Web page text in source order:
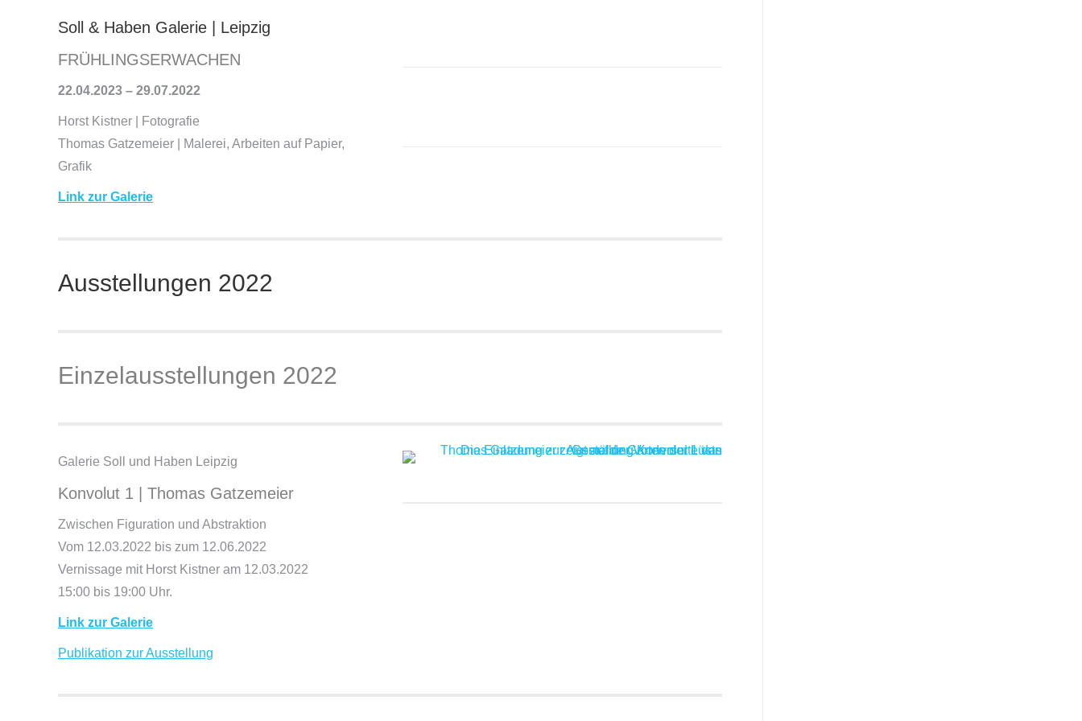
Soll & Haben Galerie | Leipzig
FRÜHLINGSERWACHEN
22.04.2023 – 29.07.2022
Horst Kistner | Fotografie
Thomas Gatzemeier | Malerei, Arbeiten auf Papier,
Grafik
Link zur Galerie
Ausstellungen 2022
Einzelausstellungen 2022
Galerie Soll und Haben Leipzig
Konvolut 1 | Thomas Gatzemeier
Zwischen Figuration und Abstraktion
Vom 12.03.2022 bis zum 12.06.2022
Vernissage mit Horst Kistner am 12.03.2022
15:00 bis 19:00 Uhr.
Link zur Galerie
Publikation zur Ausstellung